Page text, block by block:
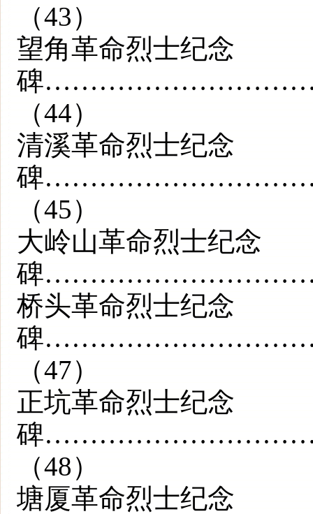
（43）
望角革命烈士纪念
碑
（44）
清溪革命烈士纪念
碑
（45）
大岭山革命烈士纪念
碑
桥头革命烈士纪念
碑
（47）
正坑革命烈士纪念
碑
（48）
塘厦革命烈士纪念